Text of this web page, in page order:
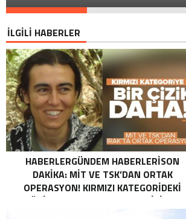
İLGİLİ HABERLER
HABERLERGÜNDEM HABERLERISON
DAKIKA: MİT VE TSK’DAN ORTAK
OPERASYON! KIRMIZI KATEGORIDEKI
TERÖRIST NAZLI TAŞPINAR ETKISIZ HALE